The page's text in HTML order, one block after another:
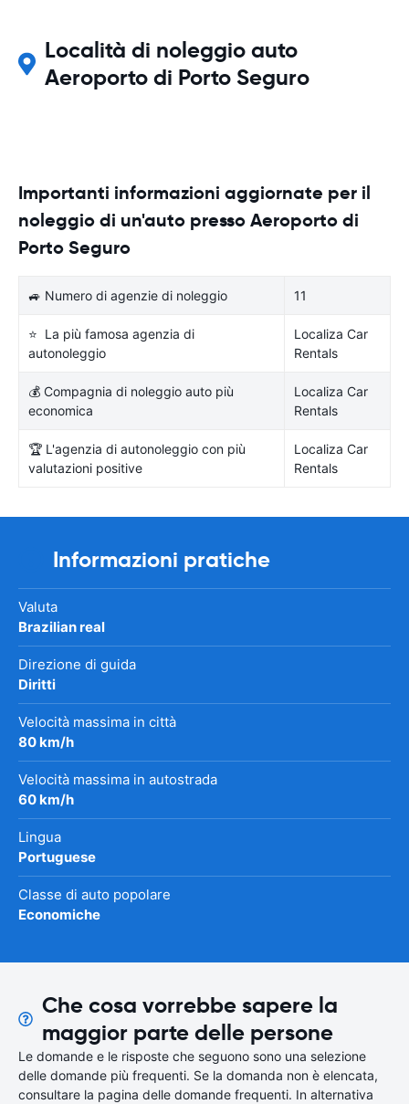
Località di noleggio auto
Aeroporto di Porto Seguro
Importanti informazioni aggiornate per il
noleggio di un'auto presso Aeroporto di
Porto Seguro
🚙 Numero di agenzie di noleggio 11
⭐ La più famosa agenzia di
autonoleggio
Localiza Car
Rentals
💰 Compagnia di noleggio auto più
economica
Localiza Car
Rentals
🏆 L'agenzia di autonoleggio con più
valutazioni positive
Localiza Car
Rentals
Informazioni pratiche
Valuta
Brazilian real
Direzione di guida
Diritti
Velocità massima in città
80 km/h
Velocità massima in autostrada
60 km/h
Lingua
Portuguese
Classe di auto popolare
Economiche
Che cosa vorrebbe sapere la
maggior parte delle persone
Le domande e le risposte che seguono sono una selezione
delle domande più frequenti. Se la domanda non è elencata,
consultare la pagina delle domande frequenti. In alternativa